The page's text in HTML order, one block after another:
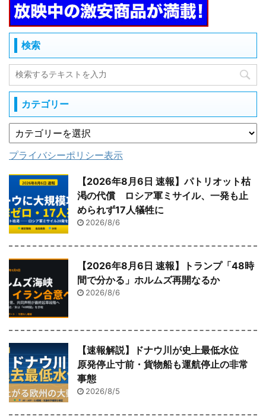
検索
カテゴリー
プライバシーポリシー表示
【2026年8月6日 速報】パトリオット枯
渇の代償 ロシア軍ミサイル、一発も止
められず17人犠牲に
2026/8/6
【2026年8月6日 速報】トランプ「48時
間で分かる」ホルムズ再開なるか
2026/8/6
【速報解説】ドナウ川が史上最低水位
原発停止寸前・貨物船も運航停止の非常
事態
2026/8/5